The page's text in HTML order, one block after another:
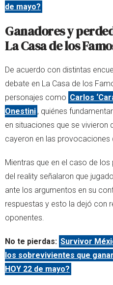
de mayo?
Ganadores y
La Casa de los
De acuerdo con distintas
debate en La Casa de los
personajes como Carlos
Onestini , quiénes
en situaciones que se vivieron
cayeron en las provocaciones
Mientras que en el caso de
del reality señalaron que
ante los argumentos en su
respuestas y esto la dejó con
oponentes.
No te pierdas: Survivor
los sobrevivientes que
HOY 22 de mayo?